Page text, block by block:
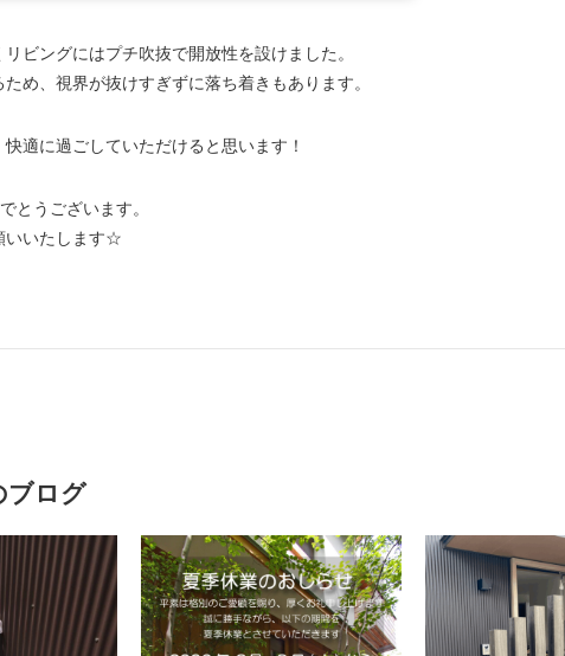
ビングにはプチ吹抜で開放性を設けました。
め、視界が抜けすぎずに落ち着きもあります。
適に過ごしていただけると思います！
とうございます。
いいたします☆
ブログ